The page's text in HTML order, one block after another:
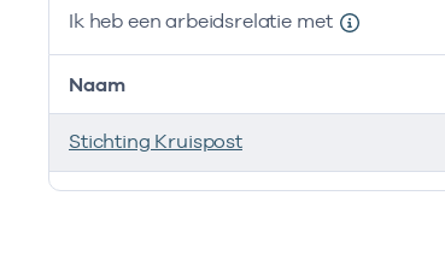
Ik heb een arbeidsrelatie met
Ik heb een arbeidsrelatie met
Naam
Stichting Kruispost